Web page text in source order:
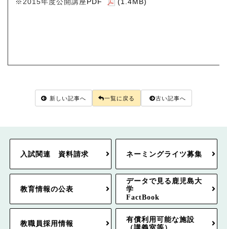
新しい記事へ 一覧に戻る 古い記事へ
入試関連 資料請求 ネーミングライツ募集
教育情報の公表
データで見る鹿児島大
学
FactBook
教職員採用情報
有償利用可能な施設
（講義室等）